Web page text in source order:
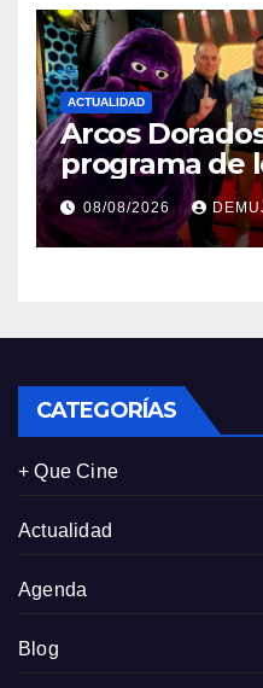
ACTUALIDAD
Arcos
programa de
tres de sus
leales de
08/08/2026
CATEGORÍAS
+ Que Cine
Actualidad
Agenda
Blog